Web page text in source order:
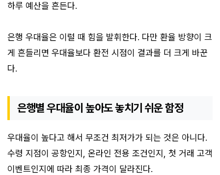
하루 예산을 흔든다.
은행 우대율은 이럴 때 힘을 발휘한다. 다만 환율 방향이 크
게 흔들리면 우대율보다 환전 시점이 결과를 더 크게 바꾼
다.
은행별 우대율이 높아도 놓치기 쉬운 함정
우대율이 높다고 해서 무조건 최저가가 되는 것은 아니다.
수령 지점이 공항인지, 온라인 전용 조건인지, 첫 거래 고객
이벤트인지에 따라 최종 가격이 달라진다.